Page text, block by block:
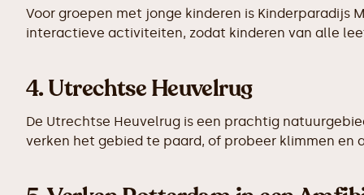
Voor groepen met jonge kinderen is Kinderparadijs
interactieve activiteiten, zodat kinderen van alle
4. Utrechtse Heuvelrug
De Utrechtse Heuvelrug is een prachtig
verken het gebied te paard, of probeer klimmen en